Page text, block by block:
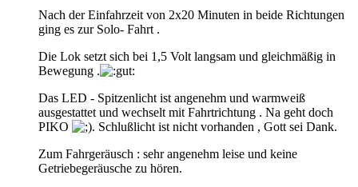
Nach der Einfahrzeit von 2x20 Minuten in beide Richtungen
ging es zur Solo- Fahrt .
Die Lok setzt sich bei 1,5 Volt langsam und gleichmäßig in
Bewegung .
Das LED - Spitzenlicht ist angenehm und warmweiß
ausgestattet und wechselt mit Fahrtrichtung . Na geht doch
PIKO
. Schlußlicht ist nicht vorhanden , Gott sei Dank.
Zum Fahrgeräusch : sehr angenehm leise und keine
Getriebegeräusche zu hören.